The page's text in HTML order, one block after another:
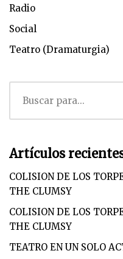
Radio
Social
Teatro (Dramaturgia)
Artículos
COLISION DE LOS
THE CLUMSY
COLISION DE LOS
THE CLUMSY
TEATRO EN UN SOLO